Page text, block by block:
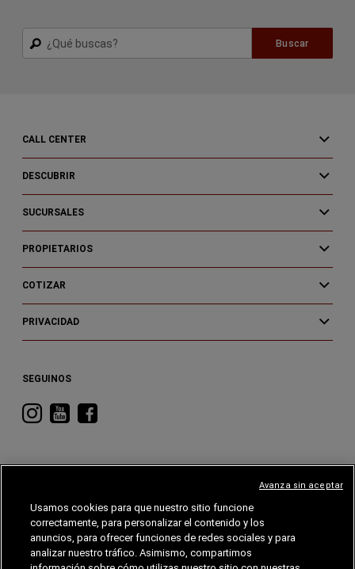
Buscar
Buscar
CALL CENTER
DESCUBRIR
SUCURSALES
PROPIETARIOS
COTIZAR
PRIVACIDAD
SEGUINOS
Visitá
Instagram
Visitá
YouTube
Visitá
Facebook
DODGE ROMEO
Usamos cookies para que nuestro sitio funcione
correctamente, para personalizar el contenido y los
anuncios, para ofrecer funciones de redes sociales y para
analizar nuestro tráfico. Asimismo, compartimos
Avanza sin aceptar